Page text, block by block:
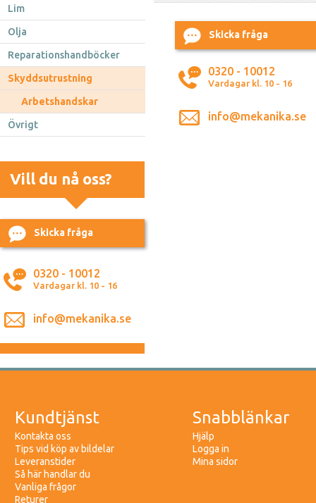
Lim
Olja
Reparationshandböcker
Skyddsutrustning
Arbetshandskar
Övrigt
Vill du nå oss?
Skicka fråga
0320 - 10012
Vardagar kl. 10 - 16
info@mekanika.se
Skicka fråga
0320 - 10012
Vardagar kl. 10 - 16
info@mekanika.se
Kundtjänst
Kontakta oss
Tips vid köp av bildelar
Leveranstider
Så här handlar du
Vanliga frågor
Returer
Snabblänkar
Hjälp
Logga in
Mina sidor